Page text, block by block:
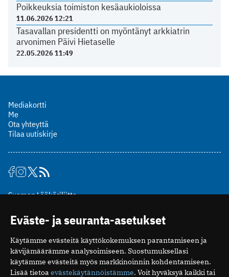
Poikkeuksia toimiston kesäaukioloissa
11.06.2026 12:21
Tasavallan presidentti on myöntänyt arkkiatrin
arvonimen Päivi Hietaselle
22.05.2026 11:49
Mediakortti
Me
Ota yhteyttä
Tilaa uutiskirje
Suomen Lääkäriliitto
00510 Helsinki
puh. (09) 393 091
toimitus@potilaanlaakarilehti.fi
ISSN 2323-9476
Eväste- ja seuranta-asetukset
Käytämme evästeitä käyttökokemuksen parantamiseen ja
kävijämäärämme analysoimiseen. Suostumuksellasi
käytämme evästeitä myös markkinoinnin kohdentamiseen.
Lisää tietoa evästekäytännöistämme. Voit hyväksyä kaikki tai